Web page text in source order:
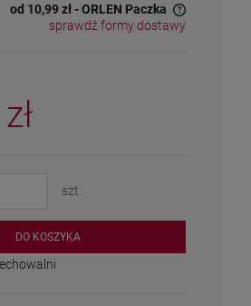
od 10,99 zł- ORLEN Paczka
kosztów płatności
sprawdź formy dostawy
szt.
DO KOSZYKA